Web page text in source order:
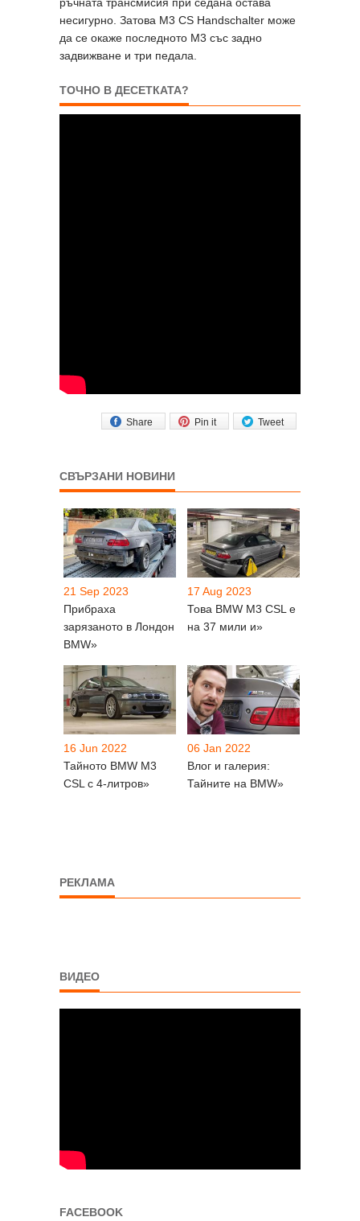
ръчната трансмисия при седана остава
несигурно. Затова M3 CS Handschalter може
да се окаже последното M3 със задно
задвижване и три педала.
ТОЧНО В ДЕСЕТКАТА?
Tweet
Pin it
Share
СВЪРЗАНИ НОВИНИ
21 Sep 2023
Прибраха
зарязаното в Лондон
BMW»
17 Aug 2023
Това BMW M3 CSL е
на 37 мили и»
16 Jun 2022
Тайното BMW M3
CSL с 4-литров»
06 Jan 2022
Влог и галерия:
Тайните на BMW»
РЕКЛАМА
ВИДЕО
FACEBOOK